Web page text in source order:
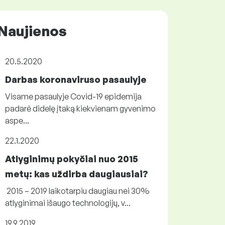
20.5.2020
Darbas koronaviruso pasaulyje
Visame pasaulyje Covid-19 epidemija
padarė didelę įtaką kiekvienam gyvenimo
aspe...
22.1.2020
Atlyginimų pokyčiai nuo 2015
metų: kas uždirba daugiausiai?
2015 – 2019 laikotarpiu daugiau nei 30%
atlyginimai išaugo technologijų, v...
19.9.2019